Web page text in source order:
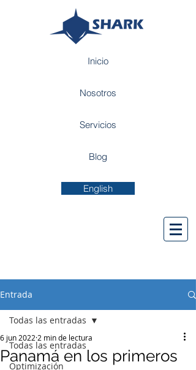
Inicio
Nosotros
Servicios
Blog
English
Entrada
Todas las entradas
Optimización
Todas las entradas
Panamá en los primeros
6 jun 2022 2 min de lectura